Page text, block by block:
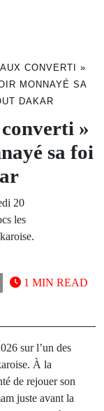
CONVERTI »
MONNAYÉ SA
DAKAR
»
sa foi
20
les
1 MIN READ
sur l’un des
À la
de rejouer son
juste avant la